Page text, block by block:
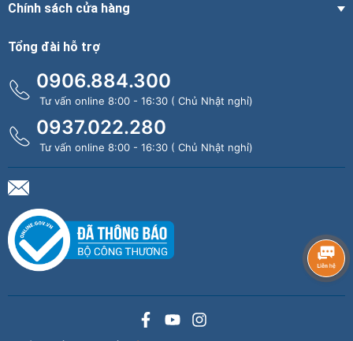
Chính sách cửa hàng
Tổng đài hỗ trợ
0906.884.300
Tư vấn online 8:00 - 16:30 ( Chủ Nhật nghỉ)
0937.022.280
Tư vấn online 8:00 - 16:30 ( Chủ Nhật nghỉ)